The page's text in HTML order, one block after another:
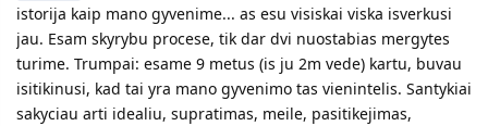
istorija kaip mano gyvenime... as esu visiskai viska isverkusi
jau. Esam skyrybu procese, tik dar dvi nuostabias mergytes
turime. Trumpai: esame 9 metus (is ju 2m vede) kartu, buvau
isitikinusi, kad tai yra mano gyvenimo tas vienintelis. Santykiai
sakyciau arti idealiu, supratimas, meile, pasitikejimas,